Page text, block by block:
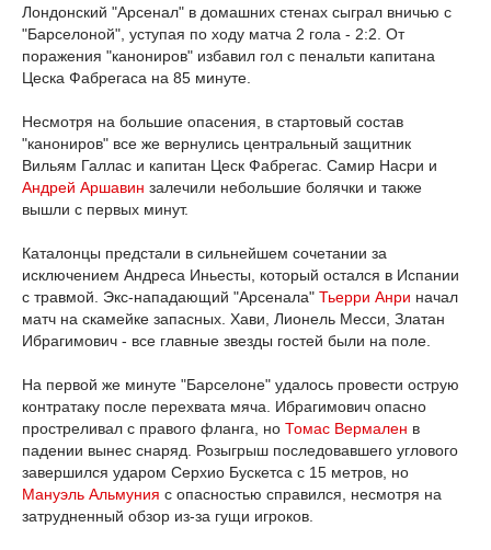
Лондонский "Арсенал" в домашних стенах сыграл вничью с
"Барселоной", уступая по ходу матча 2 гола - 2:2. От
поражения "канониров" избавил гол с пенальти капитана
Цеска Фабрегаса на 85 минуте.
Несмотря на большие опасения, в стартовый состав
"канониров" все же вернулись центральный защитник
Вильям Галлас и капитан Цеск Фабрегас. Самир Насри и
Андрей Аршавин залечили небольшие болячки и также
вышли с первых минут.
Каталонцы предстали в сильнейшем сочетании за
исключением Андреса Иньесты, который остался в Испании
с травмой. Экс-нападающий "Арсенала" Тьерри Анри начал
матч на скамейке запасных. Хави, Лионель Месси, Златан
Ибрагимович - все главные звезды гостей были на поле.
На первой же минуте "Барселоне" удалось провести острую
контратаку после перехвата мяча. Ибрагимович опасно
простреливал с правого фланга, но Томас Вермален в
падении вынес снаряд. Розыгрыш последовавшего углового
завершился ударом Серхио Бускетса с 15 метров, но
Мануэль Альмуния с опасностью справился, несмотря на
затрудненный обзор из-за гущи игроков.